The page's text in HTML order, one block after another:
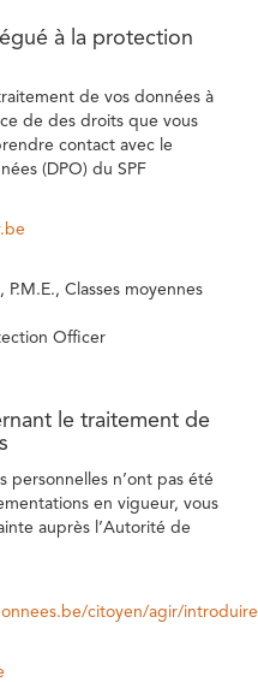
à la protection
de vos données à
de des droits que vous
contact avec le
(DPO) du SPF
Classes moyennes
Officer
le traitement de
personnelles n’ont pas été
en vigueur, vous
auprès l’Autorité de
citoyen/agir/